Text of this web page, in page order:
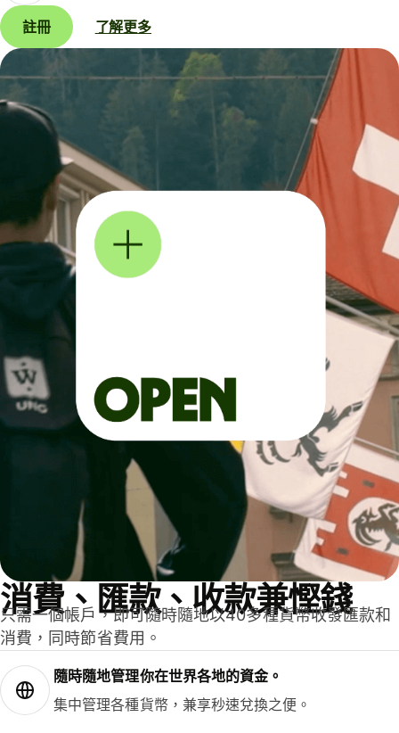
註冊 了解更多
消費、匯款、收款兼慳錢
只需一個帳戶，即可隨時隨地以40多種貨幣收發匯款和
消費，同時節省費用。
隨時隨地管理你在世界各地的資金。
集中管理各種貨幣，兼享秒速兌換之便。